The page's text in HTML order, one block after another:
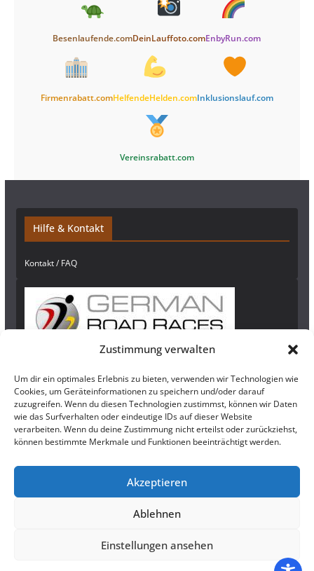
Zustimmung verwalten
Um dir ein optimales Erlebnis zu bieten, verwenden wir Technologien wie
Cookies, um Geräteinformationen zu speichern und/oder darauf
zuzugreifen. Wenn du diesen Technologien zustimmst, können wir Daten
wie das Surfverhalten oder eindeutige IDs auf dieser Website
verarbeiten. Wenn du deine Zustimmung nicht erteilst oder zurückziehst,
können bestimmte Merkmale und Funktionen beeinträchtigt werden.
Akzeptieren
Ablehnen
Einstellungen ansehen
Besenlaufende.comDeinLauffoto.comEnbyRun.com
Firmenrabatt.comHelfendeHelden.comInklusionslauf.com
Vereinsrabatt.com
Hilfe & Kontakt
Kontakt / FAQ
Newsletter
Bleibe auf dem Laufenden und abonnierehierunseren Newsletter!
Datenschutzerklärung
DeinLauffoto.com – Erinnerungen, die